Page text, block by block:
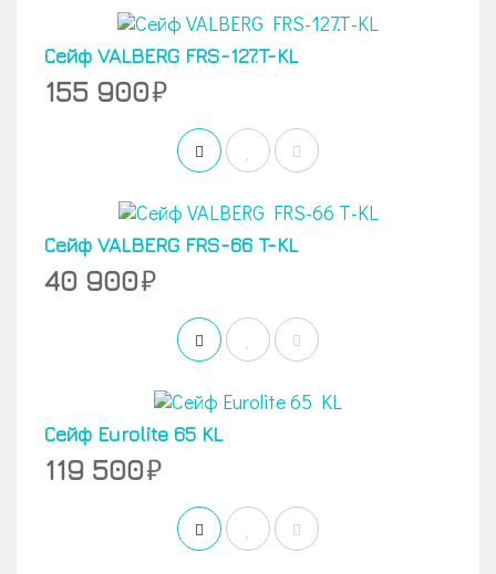
Сейф VALBERG FRS-127.T-KL
155 900
Сейф VALBERG FRS-66 T-KL
40 900
Сейф Eurolite 65 KL
119 500